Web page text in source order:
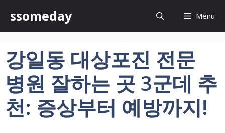
츠
건
ssomeday Menu
강일동 대상포진 전문
병원 잘하는 곳 3군데 추
천: 증상부터 예방까지!